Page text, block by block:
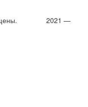
2021 —